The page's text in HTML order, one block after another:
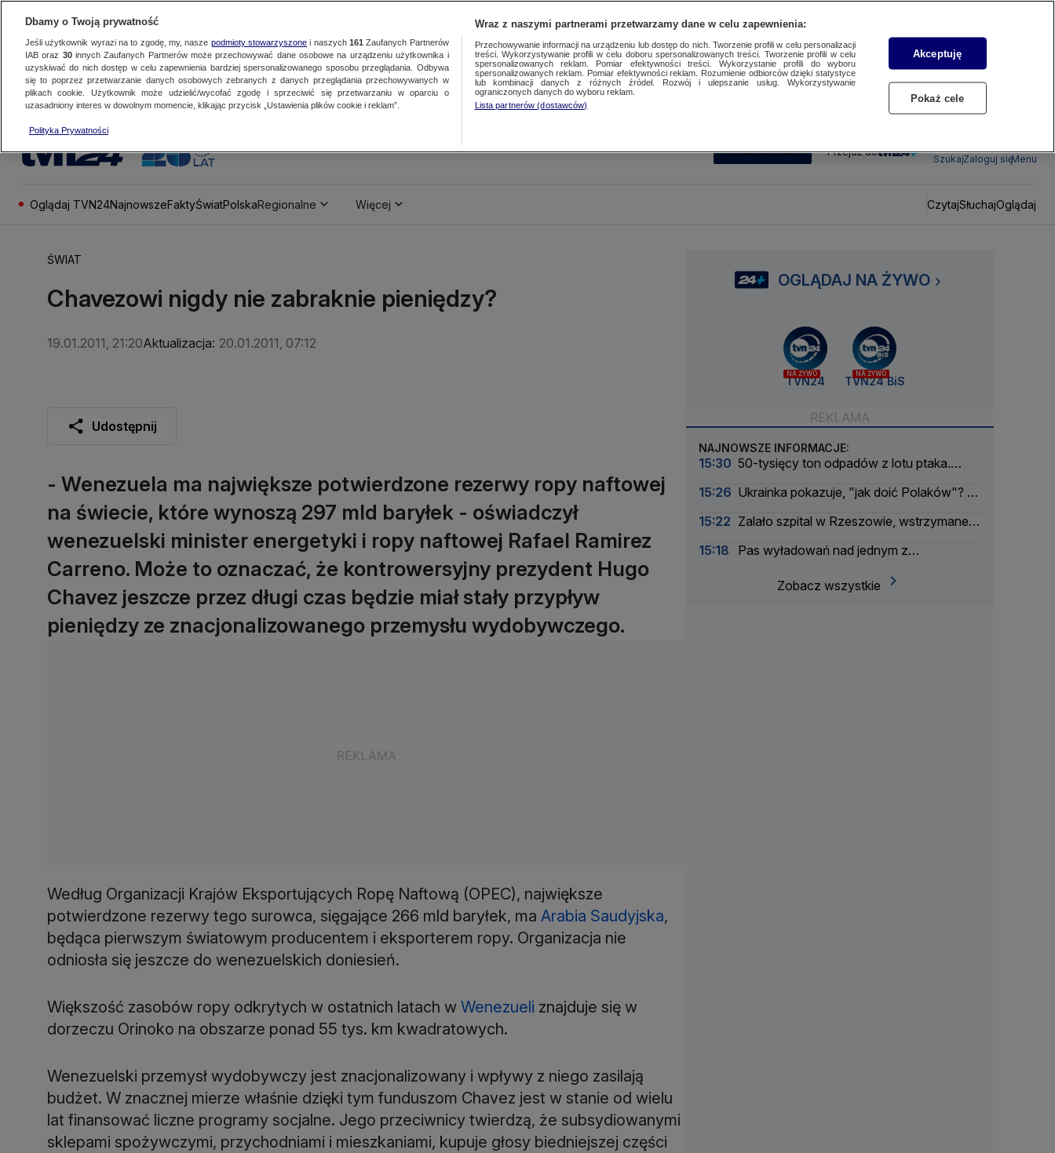
SUBSKRYBUJ Przejdź do
SzukajZaloguj sięMenu
Oglądaj TVN24NajnowszeFaktyŚwiatPolskaRegionalne Więcej CzytajSłuchajOglądaj
ŚWIAT
Chavezowi nigdy nie zabraknie pieniędzy?
19.01.2011, 21:20Aktualizacja: 20.01.2011, 07:12
Udostępnij
- Wenezuela ma największe potwierdzone rezerwy ropy naftowej
na świecie, które wynoszą 297 mld baryłek - oświadczył
wenezuelski minister energetyki i ropy naftowej Rafael Ramirez
Carreno. Może to oznaczać, że kontrowersyjny prezydent Hugo
Chavez jeszcze przez długi czas będzie miał stały przypływ
pieniędzy ze znacjonalizowanego przemysłu wydobywczego.
Według Organizacji Krajów Eksportujących Ropę Naftową (OPEC), największe
potwierdzone rezerwy tego surowca, sięgające 266 mld baryłek, ma Arabia Saudyjska,
będąca pierwszym światowym producentem i eksporterem ropy. Organizacja nie
odniosła się jeszcze do wenezuelskich doniesień.
Większość zasobów ropy odkrytych w ostatnich latach w Wenezueli znajduje się w
dorzeczu Orinoko na obszarze ponad 55 tys. km kwadratowych.
Wenezuelski przemysł wydobywczy jest znacjonalizowany i wpływy z niego zasilają
budżet. W znacznej mierze właśnie dzięki tym funduszom Chavez jest w stanie od wielu
lat finansować liczne programy socjalne. Jego przeciwnicy twierdzą, że subsydiowanymi
sklepami spożywczymi, przychodniami i mieszkaniami, kupuje głosy biedniejszej części
OGLĄDAJ NA ŻYWO
NA ŻYWO
TVN24
NA ŻYWO
TVN24 BiS
NAJNOWSZE INFORMACJE:
15:30 50-tysięcy ton odpadów z lotu ptaka.
15:26 Ukrainka pokazuje, "jak doić Polaków"? O
15:22 Zalało szpital w Rzeszowie, wstrzymane
15:18
Pas wyładowań nad jednym z
Zobacz wszystkie
Dbamy o Twoją prywatność
Jeśli użytkownik wyrazi na to zgodę, my, nasze podmioty stowarzyszonei naszych 161 Zaufanych Partnerów
IAB oraz 30innych Zaufanych Partnerów może przechowywać dane osobowe na urządzeniu użytkownika i
uzyskiwać do nich dostęp w celu zapewnienia bardziej spersonalizowanego sposobu przeglądania. Odbywa
się to poprzez przetwarzanie danych osobowych zebranych z danych przeglądania przechowywanych w
plikach cookie. Użytkownik może udzielić/wycofać zgodę i sprzeciwić się przetwarzaniu w oparciu o
uzasadniony interes w dowolnym momencie, klikając przycisk „Ustawienia plików cookie i reklam”.
Polityka Prywatności
Wraz z naszymi partnerami przetwarzamy dane w celu zapewnienia:
Przechowywanie informacji na urządzeniu lub dostęp do nich. Tworzenie profili w celu personalizacji
treści. Wykorzystywanie profili w celu doboru spersonalizowanych treści. Tworzenie profili w celu
spersonalizowanych reklam. Pomiar efektywności treści. Wykorzystanie profili do wyboru
spersonalizowanych reklam. Pomiar efektywności reklam. Rozumienie odbiorców dzięki statystyce
lub kombinacji danych z różnych źródeł. Rozwój i ulepszanie usług. Wykorzystywanie
ograniczonych danych do wyboru reklam.
Lista partnerów (dostawców)
Akceptuję
Pokaż cele